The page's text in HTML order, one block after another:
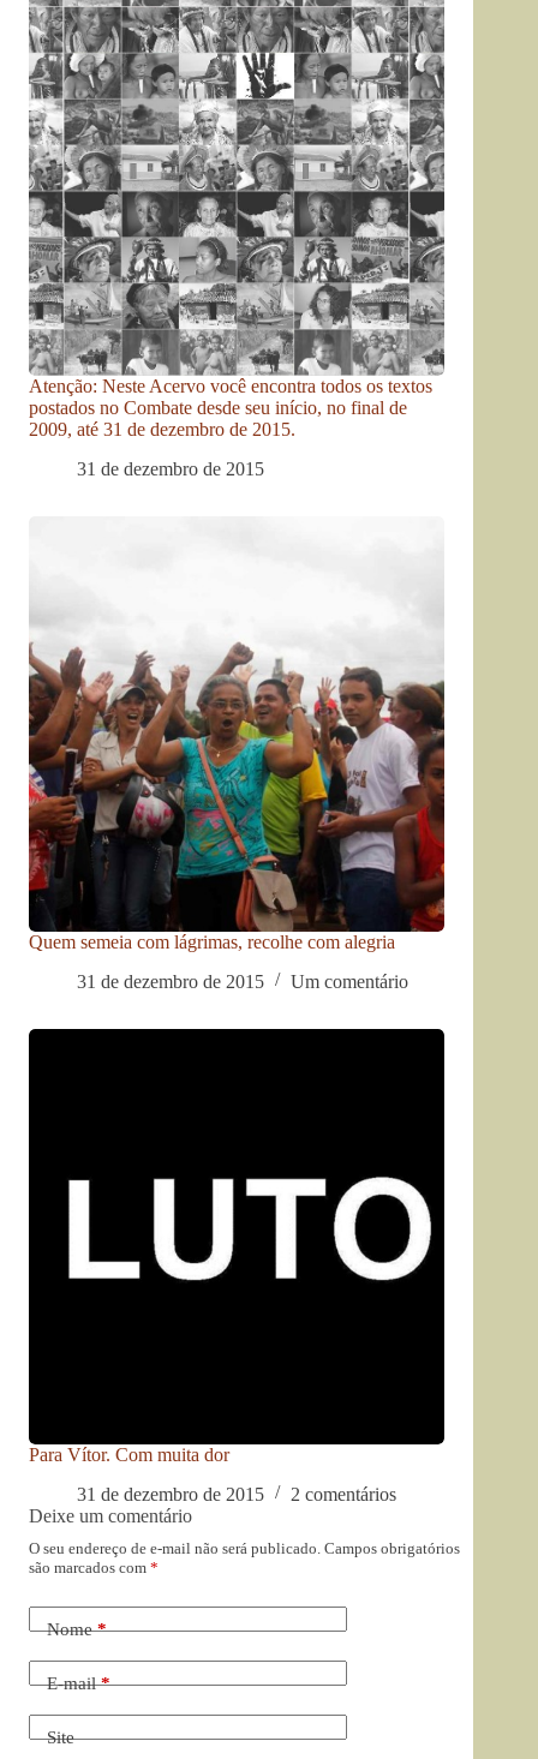
Atenção: Neste Acervo você encontra todos os textos
postados no Combate desde seu início, no final de
2009, até 31 de dezembro de 2015.
31 de dezembro de 2015
Quem semeia com lágrimas, recolhe com alegria
31 de dezembro de 2015
Um comentário
Para Vítor. Com muita dor
31 de dezembro de 2015
2 comentários
Deixe um comentário
O seu endereço de e-mail não será publicado. Campos obrigatórios
são marcados com *
Nome*
E-mail*
Site